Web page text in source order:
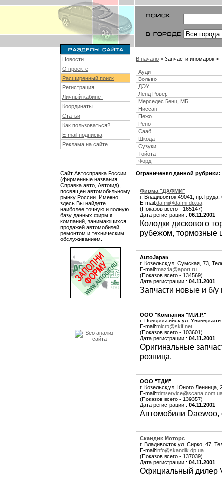
Новости
О проекте
Расширенный поиск
Регистрация
Личный кабинет
Координаты
Статьи
Как пользоваться?
E-mail подписка
Реклама на сайте
Сайт Автосправка России
(фирменные названия
Справка авто, Автогид),
посвящен автомобильному
рынку России. Именно
здесь Вы найдете
наиболее точную и полную
базу данных фирм и
компаний, занимающихся
продажей автомобилей,
ремонтом и техническим
обслуживанием.
В начало > Запчасти иномарок >
Ауди
Вольво
ДЭУ
Ленд Ровер
Мерседес Бенц, МБ
Ниссан
Пежо
Рено
Сааб
Шкода
Сузуки
Тойота
Форд
Ограничения данной рубрики:
Фирма "ДАФМИ"
г. Владивосток,49041,
E-mail:dafmi@dafmi.dp.ua
(Показов всего - 165147)
Дата регистрации : 06.11.2001
Колодки дискового
рубежом, тормозные
AutoJapan
г. Козельск,ул. Сумская, 73,
E-mail:mazda@aport.ru
(Показов всего - 134569)
Дата регистрации : 04.11.2001
Запчасти новые и б/у
ООО "Компания "М.И.Р."
г. Новороссийск,ул.
E-mail:micro@skif.net
(Показов всего - 103601)
Дата регистрации : 04.11.2001
Оригинальные
розница.
ООО "ТДМ"
г. Козельск,ул. Юного
E-mail:tdmservice@scana.com.ua
(Показов всего - 139357)
Дата регистрации : 04.11.2001
Автомобили Daewoo,
Скандик Моторс
г. Владивосток,ул. Сирко, 47,
E-mail:info@skandik.dp.ua
(Показов всего - 137039)
Дата регистрации : 04.11.2001
Официальный дилер